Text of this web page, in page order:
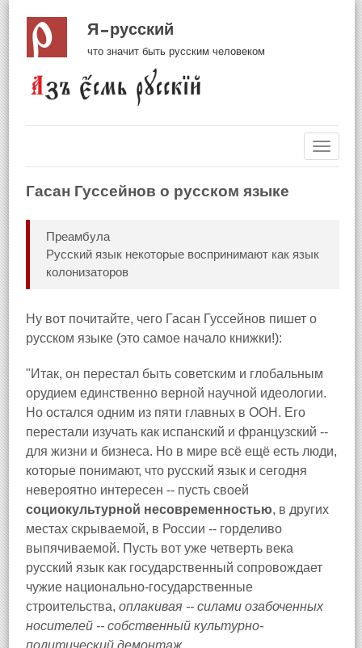
Я русский
что значит быть русским человеком
Гасан Гуссейнов о русском языке
Преамбула
Русский язык некоторые воспринимают как язык
колонизаторов
Ну вот почитайте, чего Гасан Гуссейнов пишет о
русском языке (это самое начало книжки!):
"Итак, он перестал быть советским и глобальным
орудием единственно верной научной идеологии.
Но остался одним из пяти главных в ООН. Его
перестали изучать как испанский и французский --
для жизни и бизнеса. Но в мире всё ещё есть люди,
которые понимают, что русский язык и сегодня
невероятно интересен -- пусть своей
социокультурной несовременностью, в других
местах скрываемой, в России -- горделиво
выпячиваемой. Пусть вот уже четверть века
русский язык как государственный сопровождает
чужие национально-государственные
строительства, оплакивая -- силами озабоченных
носителей -- собственный культурно-
политический демонтаж...